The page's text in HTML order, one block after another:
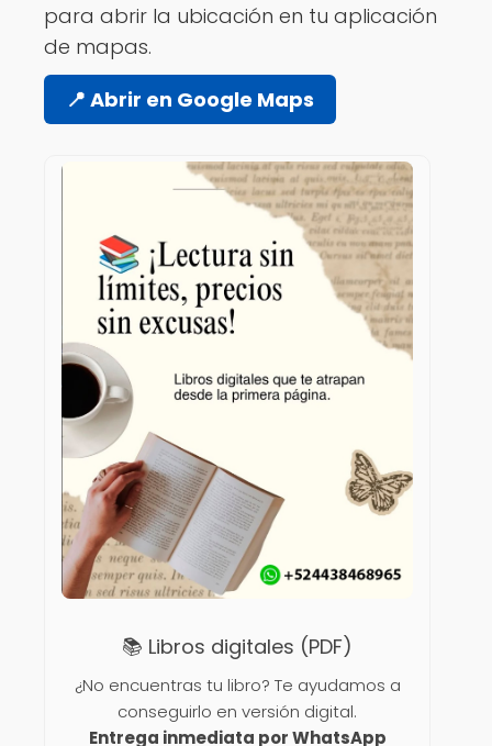
para abrir la ubicación en tu aplicación
de mapas.
📍 Abrir en Google Maps
📚 Libros digitales (PDF)
¿No encuentras tu libro? Te ayudamos a
conseguirlo en versión digital.
Entrega inmediata por WhatsApp